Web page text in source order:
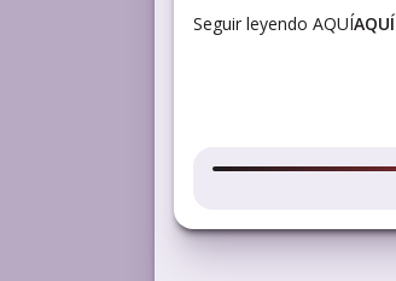
Seguir leyendo AQUÍAQUÍ